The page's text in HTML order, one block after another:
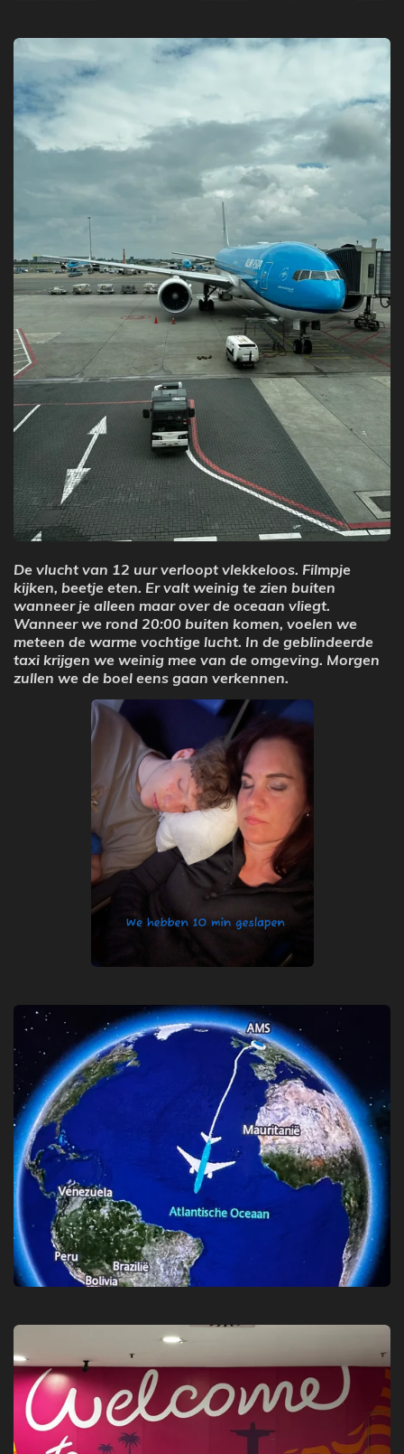
De vlucht van 12 uur verloopt vlekkeloos. Filmpje
kijken, beetje eten. Er valt weinig te zien buiten
wanneer je alleen maar over de oceaan vliegt.
Wanneer we rond 20:00 buiten komen, voelen we
meteen de warme vochtige lucht. In de geblindeerde
taxi krijgen we weinig mee van de omgeving. Morgen
zullen we de boel eens gaan verkennen.